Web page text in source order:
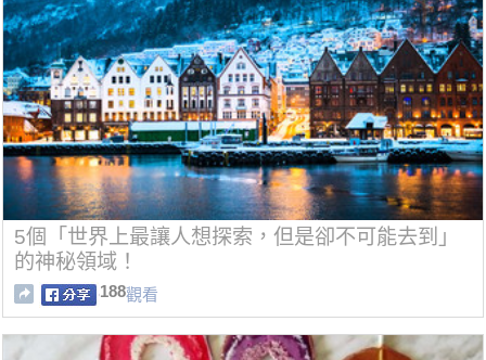
5個「世界上最讓人想探索，但是卻不可能去到」
的神秘領域！
188觀看